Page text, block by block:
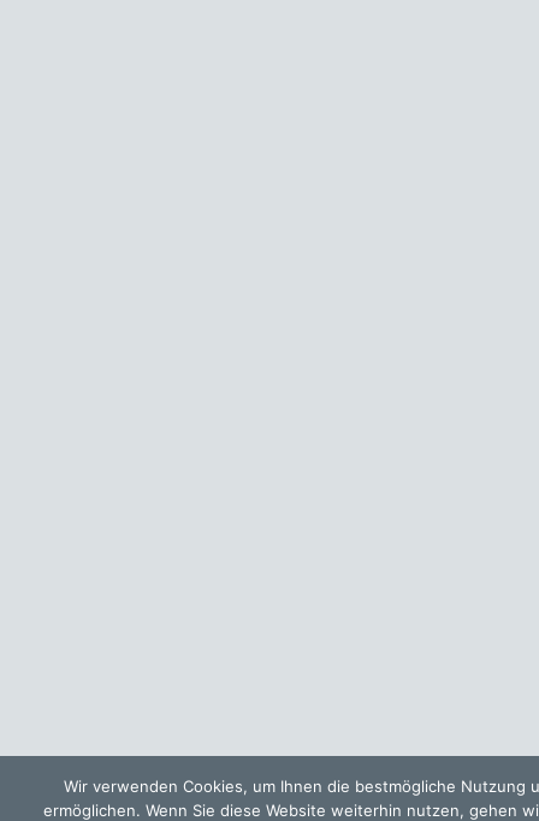
Wir verwenden Cookies, um Ihnen die bestmögliche Nutzung
ermöglichen. Wenn Sie diese Website weiterhin nutzen, gehen